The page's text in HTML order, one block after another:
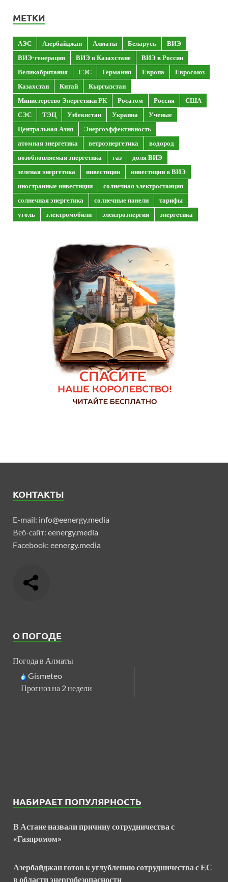
МЕТКИ
АЭС Азербайджан Алматы Беларусь
ВИЭ
ВИЭ-генерация
ВИЭ в Казахстане
ВИЭ в России
Великобритания
ГЭС Германия Европа
Евросоюз
Казахстан
Китай
Кыргызстан
Министерство Энергетики РК
Росатом Россия
США
СЭС
ТЭЦ Узбекистан Украина
Ученые
Центральная Азия
Энергоэффективность
атомная энергетика
ветроэнергетика
водород
возобновляемая энергетика
газ
доля ВИЭ
зеленая энергетика
инвестиции
инвестиции в ВИЭ
иностранные инвестиции
солнечная электростанция
солнечная энергетика
солнечные панели
тарифы
уголь
электромобили электроэнергия энергетика
КОНТАКТЫ
E-mail: info@eenergy.media
Веб-сайт: eenergy.media
Facebook: eenergy.media
О ПОГОДЕ
Погода в Алматы
Gismeteo
Прогноз на 2 недели
НАБИРАЕТ ПОПУЛЯРНОСТЬ
В Астане назвали причину сотрудничества с
«Газпромом»
Азербайджан готов к углублению сотрудничества с ЕС
в области энергобезопасности